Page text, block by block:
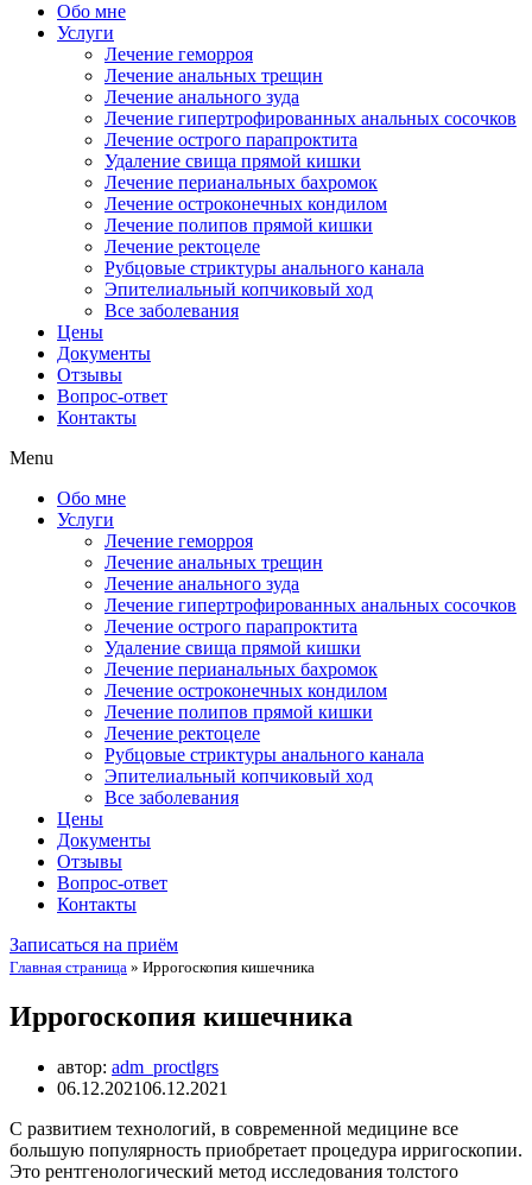
Обо мне
Услуги
Лечение геморроя
Лечение анальных трещин
Лечение анального зуда
Лечение гипертрофированных анальных сосочков
Лечение острого парапроктита
Удаление свища прямой кишки
Лечение перианальных бахромок
Лечение остроконечных кондилом
Лечение полипов прямой кишки
Лечение ректоцеле
Рубцовые стриктуры анального канала
Эпителиальный копчиковый ход
Все заболевания
Цены
Документы
Отзывы
Вопрос-ответ
Контакты
Menu
Обо мне
Услуги
Лечение геморроя
Лечение анальных трещин
Лечение анального зуда
Лечение гипертрофированных анальных сосочков
Лечение острого парапроктита
Удаление свища прямой кишки
Лечение перианальных бахромок
Лечение остроконечных кондилом
Лечение полипов прямой кишки
Лечение ректоцеле
Рубцовые стриктуры анального канала
Эпителиальный копчиковый ход
Все заболевания
Цены
Документы
Отзывы
Вопрос-ответ
Контакты
Записаться на приём
Главная страница » Иррогоскопия кишечника
Иррогоскопия кишечника
автор: adm_proctlgrs
06.12.202106.12.2021
С развитием технологий, в современной медицине все
большую популярность приобретает процедура ирригоскопии.
Это рентгенологический метод исследования толстого